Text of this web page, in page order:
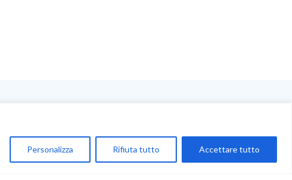
Personalizza Rifiuta tutto Accettare tutto
My Account
Carrello